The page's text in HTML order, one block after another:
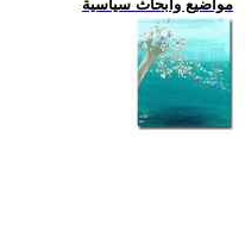
مواضيع وابحاث سياسية